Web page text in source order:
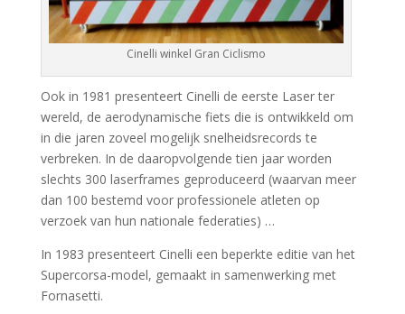
Cinelli winkel Gran Ciclismo
Ook in 1981 presenteert Cinelli de eerste Laser ter
wereld, de aerodynamische fiets die is ontwikkeld om
in die jaren zoveel mogelijk snelheidsrecords te
verbreken. In de daaropvolgende tien jaar worden
slechts 300 laserframes geproduceerd (waarvan meer
dan 100 bestemd voor professionele atleten op
verzoek van hun nationale federaties) …
In 1983 presenteert Cinelli een beperkte editie van het
Supercorsa-model, gemaakt in samenwerking met
Fornasetti.